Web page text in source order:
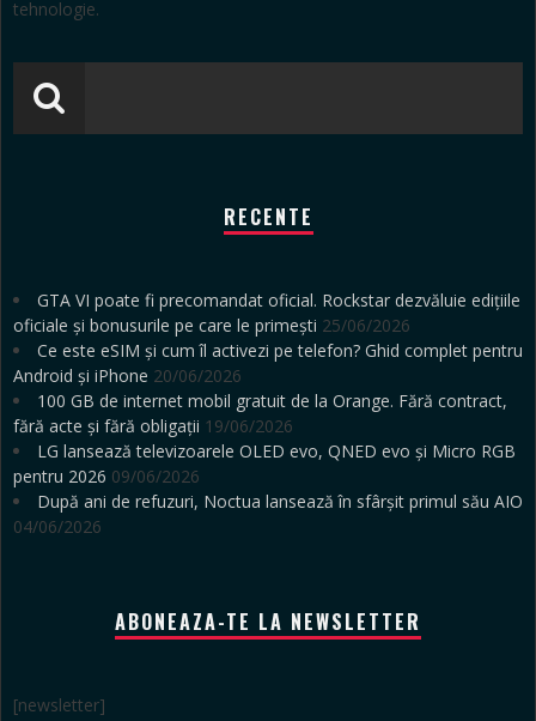
tehnologie.
RECENTE
GTA VI poate fi precomandat oficial. Rockstar dezvăluie edițiile
oficiale și bonusurile pe care le primești 25/06/2026
Ce este eSIM și cum îl activezi pe telefon? Ghid complet pentru
Android și iPhone 20/06/2026
100 GB de internet mobil gratuit de la Orange. Fără contract,
fără acte și fără obligații 19/06/2026
LG lansează televizoarele OLED evo, QNED evo și Micro RGB
pentru 2026 09/06/2026
După ani de refuzuri, Noctua lansează în sfârșit primul său AIO
04/06/2026
ABONEAZA-TE LA NEWSLETTER
[newsletter]